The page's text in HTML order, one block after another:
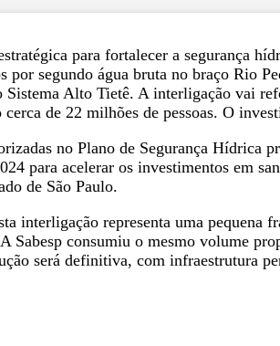
para fortalecer a segurança
por segundo água bruta no braço Rio
Sistema Alto Tietê. A interligação vai
de 22 milhões de pessoas. O
no Plano de Segurança Hídrica
para acelerar os investimentos em
de São Paulo.
interligação representa uma pequena
Sabesp consumiu o mesmo volume
será definitiva, com infraestrutura